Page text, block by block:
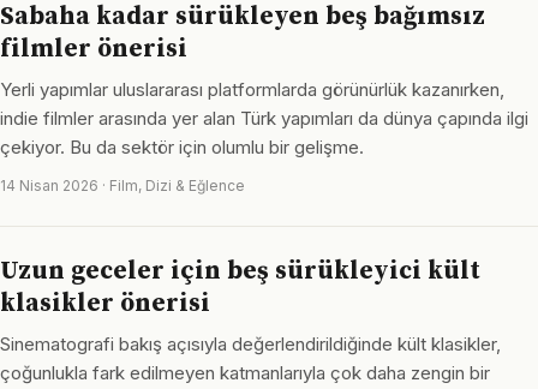
Sabaha kadar sürükleyen beş bağımsız
filmler önerisi
Yerli yapımlar uluslararası platformlarda görünürlük kazanırken,
indie filmler arasında yer alan Türk yapımları da dünya çapında ilgi
çekiyor. Bu da sektör için olumlu bir gelişme.
14 Nisan 2026 · Film, Dizi & Eğlence
Uzun geceler için beş sürükleyici kült
klasikler önerisi
Sinematografi bakış açısıyla değerlendirildiğinde kült klasikler,
çoğunlukla fark edilmeyen katmanlarıyla çok daha zengin bir